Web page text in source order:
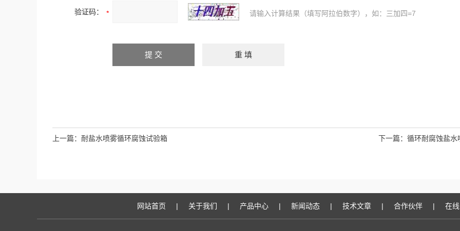
验证码： 请输入计算结果（填写阿拉伯数字），如：三加四=7
上一篇： 耐盐水喷雾循环腐蚀试验箱 下一篇： 循环耐腐蚀盐水
网站首页 | 关于我们 | 产品中心 | 新闻动态 | 技术文章 | 合作伙伴 | 在